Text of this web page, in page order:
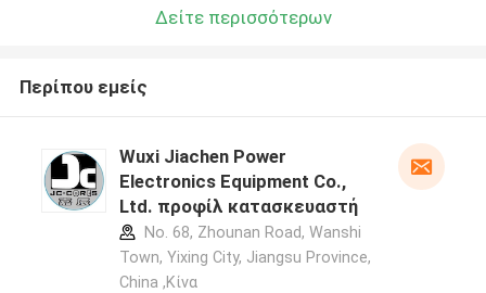
Δείτε περισσότερων
Περίπου εμείς
Wuxi Jiachen Power
Electronics Equipment Co.,
Ltd. προφίλ κατασκευαστή
No. 68, Zhounan Road, Wanshi
Town, Yixing City, Jiangsu Province,
China ,Κίνα